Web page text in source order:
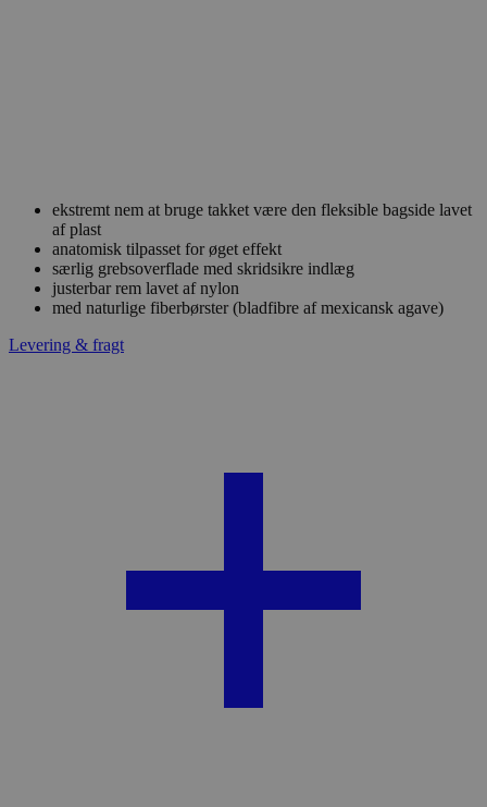
ekstremt nem at bruge takket være den fleksible bagside lavet
af plast
anatomisk tilpasset for øget effekt
særlig grebsoverflade med skridsikre indlæg
justerbar rem lavet af nylon
med naturlige fiberbørster (bladfibre af mexicansk agave)
Levering & fragt